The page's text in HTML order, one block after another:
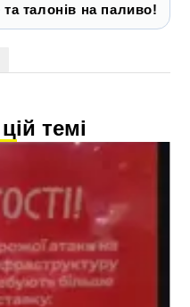
та талонів на паливо!
темі